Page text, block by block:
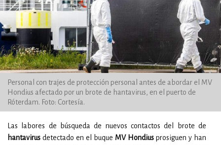
Personal con trajes de protección personal antes de abordar el MV
Hondius afectado por un brote de hantavirus, en el puerto de
Róterdam. Foto: Cortesía.
Las labores de búsqueda de nuevos contactos del brote de
hantavirus detectado en el buque MV Hondius prosiguen y han